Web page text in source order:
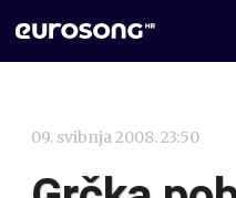
09. svibnja 2008. 23:50